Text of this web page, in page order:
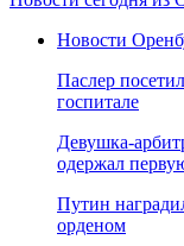
Новости
Паслер
госпитале
Девушка-
одержал
Путин
орденом